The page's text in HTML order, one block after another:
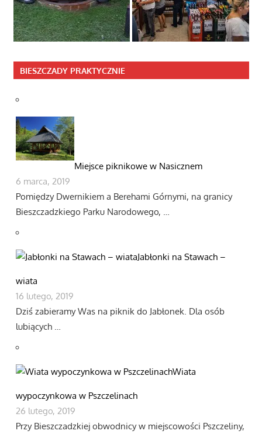
BIESZCZADY PRAKTYCZNIE
Miejsce piknikowe w Nasicznem
6 marca, 2019
Pomiędzy Dwernikiem a Berehami Górnymi, na granicy
Bieszczadzkiego Parku Narodowego, …
Jabłonki na Stawach –
wiata
16 lutego, 2019
Dziś zabieramy Was na piknik do Jabłonek. Dla osób
lubiących …
Wiata
wypoczynkowa w Pszczelinach
26 lutego, 2019
Przy Bieszczadzkiej obwodnicy w miejscowości Pszczeliny,